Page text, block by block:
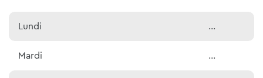
Lundi ...
Mardi ...